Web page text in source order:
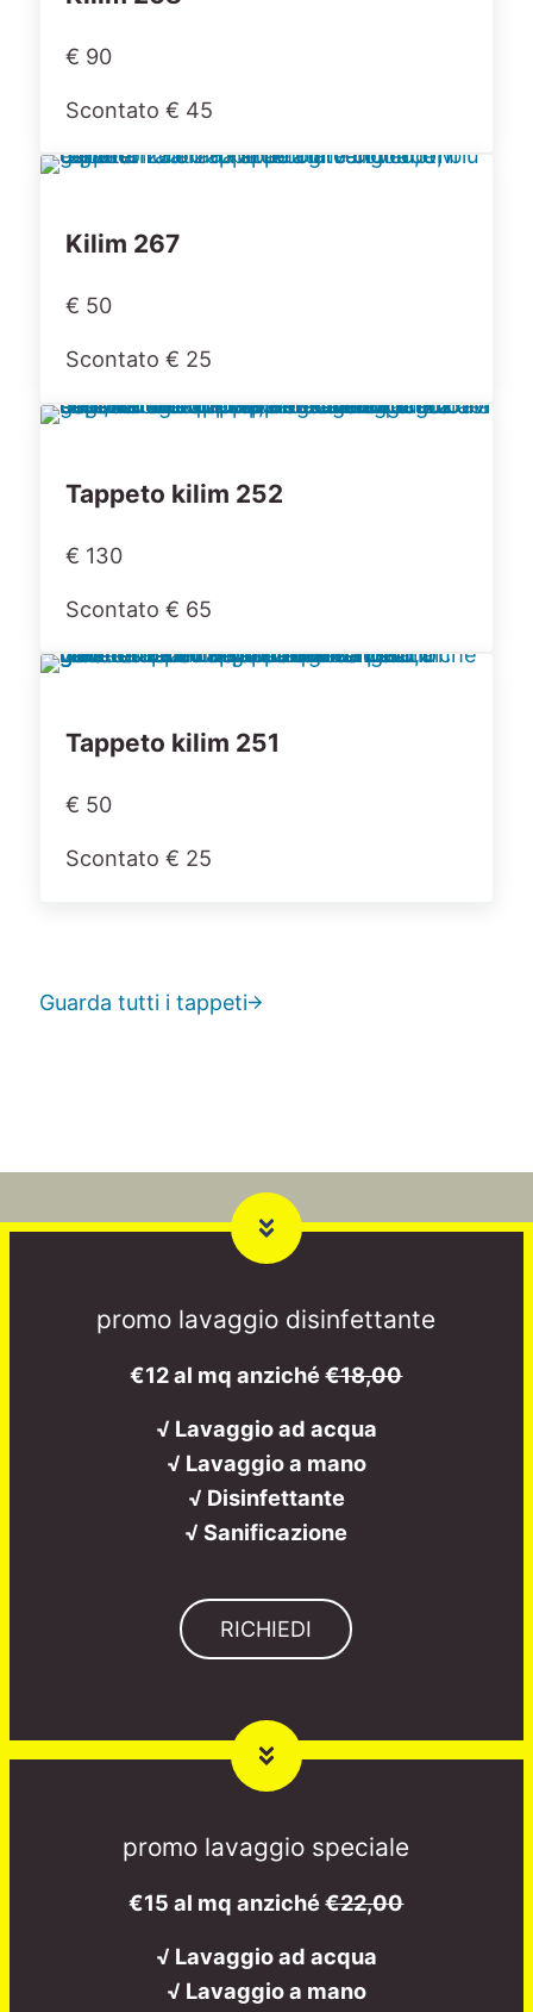
€ 90
Scontato € 45
Kilim 267
€ 50
Scontato € 25
Tappeto kilim 252
€ 130
Scontato € 65
Tappeto kilim 251
€ 50
Scontato € 25
Guarda tutti i tappeti
promo lavaggio disinfettante
€12 al mq anziché€18,00
√ Lavaggio ad acqua
√ Lavaggio a mano
√ Disinfettante
√ Sanificazione
RICHIEDI
promo lavaggio speciale
€15 al mq anziché€22,00
√ Lavaggio ad acqua
√ Lavaggio a mano